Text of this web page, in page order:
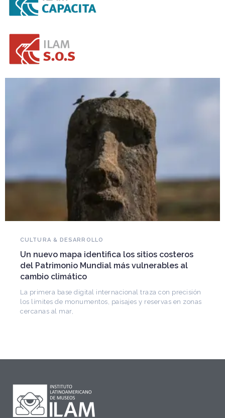
Falleció Ramón Gutiérrez, guardián del
patrimonio iberoamericano
Arquitecto, historiador e Investigador Superior del
CONICET, fundó el CEDODAL e impulsó los Seminarios
de Arquitectura Latinoamericana. Publicó más de